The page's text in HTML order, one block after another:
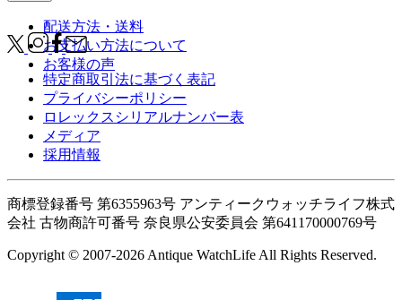
配送方法・送料
お支払い方法について
お客様の声
特定商取引法に基づく表記
プライバシーポリシー
ロレックスシリアルナンバー表
メディア
採用情報
商標登録番号 第6355963号 アンティークウォッチライフ株式
会社 古物商許可番号 奈良県公安委員会 第641170000769号
Copyright © 2007-2026 Antique WatchLife All Rights Reserved.